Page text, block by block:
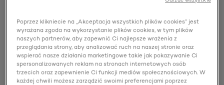
Poprzez klikniecie na „Akceptacja wszystkich plików cookies” jest
wyrażana zgoda na wykorzystanie plików cookies, w tym plików
naszych partnerów, aby zapewnić Ci najlepsze wrażenia z
przeglądania strony, aby analizować ruch na naszej stronie oraz
wspierać nasze działania marketingowe takie jak pokazywanie Ci
spersonalizowanych reklam na stronach internetowych osób
trzecich oraz zapewnienie Ci funkcji mediów społecznościowych. W
każdej chwili możesz zarządzić swoimi preferencjami poprzez